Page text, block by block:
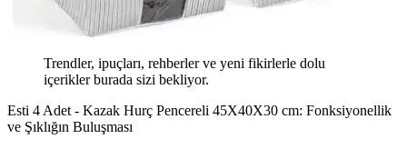
Trendler, ipuçları, rehberler ve yeni fikirlerle dolu
içerikler burada sizi bekliyor.
Esti 4 Adet - Kazak Hurç Pencereli 45X40X30 cm: Fonksiyonellik
ve Şıklığın Buluşması